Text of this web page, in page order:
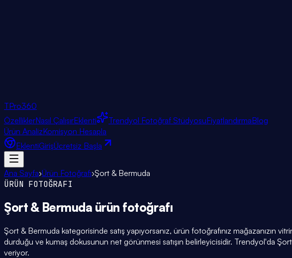
TPro360
ÖzelliklerNasıl ÇalışırEklenti Trendyol Fotoğraf StüdyosuFiyatlandırmaBlog
Ürün AnalizKomisyon Hesapla
EklentiGirişÜcretsiz Başla
Ana Sayfa›Ürün Fotoğrafı›Şort & Bermuda
ÜRÜN FOTOĞRAFI
Şort & Bermuda ürün fotoğrafı
Şort & Bermuda kategorisinde satış yapıyorsanız, ürün fotoğrafınız mağazanızın
durduğu ve kumaş dokusunun net görünmesi satışın belirleyicisidir. Trendyol'da
veriyor.